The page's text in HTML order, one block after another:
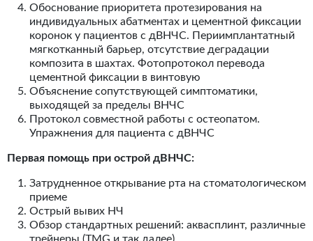
Обоснование приоритета протезирования на
индивидуальных абатментах и цементной фиксации
коронок у пациентов с дВНЧС. Периимплантатный
мягкотканный барьер, отсутствие деградации
композита в шахтах. Фотопротокол перевода
цементной фиксации в винтовую
Объяснение сопутствующей симптоматики,
выходящей за пределы ВНЧС
Протокол совместной работы с остеопатом.
Упражнения для пациента с дВНЧС
Первая помощь при острой дВНЧС:
Затрудненное открывание рта на стоматологическом
приеме
Острый вывих НЧ
Обзор стандартных решений: аквасплинт, различные